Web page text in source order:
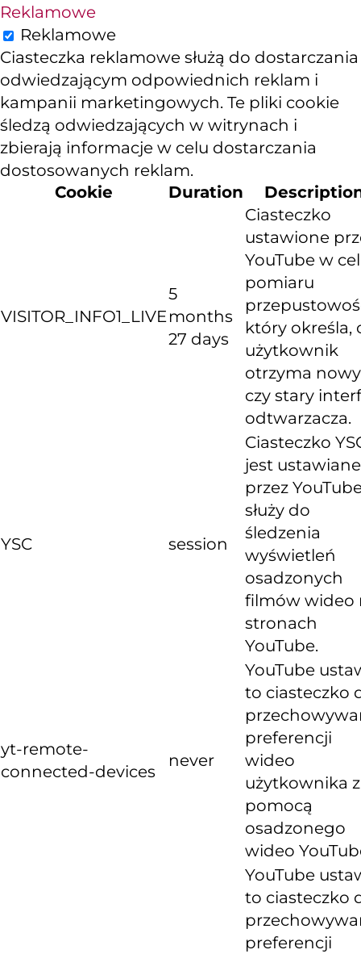
Reklamowe
Reklamowe
Ciasteczka reklamowe służą do dostarczania
odwiedzającym odpowiednich reklam i
kampanii marketingowych. Te pliki cookie
śledzą odwiedzających w witrynach i
zbierają informacje w celu dostarczania
dostosowanych reklam.
Cookie
Duration
VISITOR_INFO1_LIVE
5
months
27 days
Ciasteczko
ustawione
YouTube w
pomiaru
który określa,
użytkownik
otrzyma
czy stary
odtwarzacza.
YSC session
Ciasteczko
jest ustawiane
przez
służy do
śledzenia
wyświetleń
osadzonych
filmów wideo
stronach
YouTube.
yt-remote-
connected-devices
never
YouTube
to ciasteczko
preferencji
wideo
użytkownika
pomocą
osadzonego
wideo
YouTube
to ciasteczko
preferencji